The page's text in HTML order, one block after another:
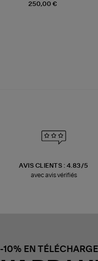
250,00 €
AVIS CLIENTS : 4.83/5
avec avis vérifiés
-10% EN